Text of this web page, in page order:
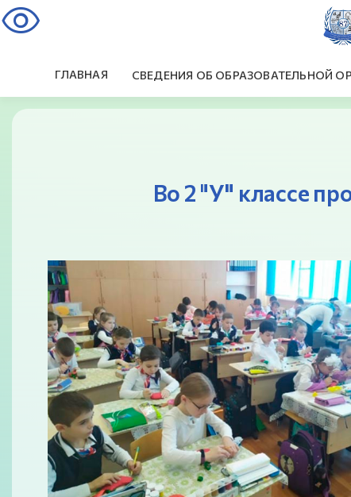
ГЛАВНАЯ СВЕДЕНИЯ ОБ ОБРАЗОВАТЕЛЬНОЙ
Во 2 "У" классе
visibility